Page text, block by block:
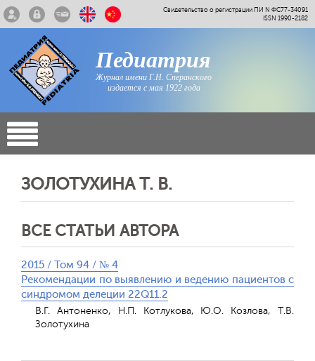
Свидетельство о регистрации ПИ N ФС77-34091
ISSN 1990-2182
Педиатрия
Журнал имени Г.Н. Сперанского
издается с мая 1922 года
ЗОЛОТУХИНА Т. В.
ВСЕ СТАТЬИ АВТОРА
2015 / Том 94 / № 4
Рекомендации по выявлению и ведению пациентов с
синдромом делеции 22Q11.2
В.Г. Антоненко, Н.П. Котлукова, Ю.О. Козлова, Т.В.
Золотухина